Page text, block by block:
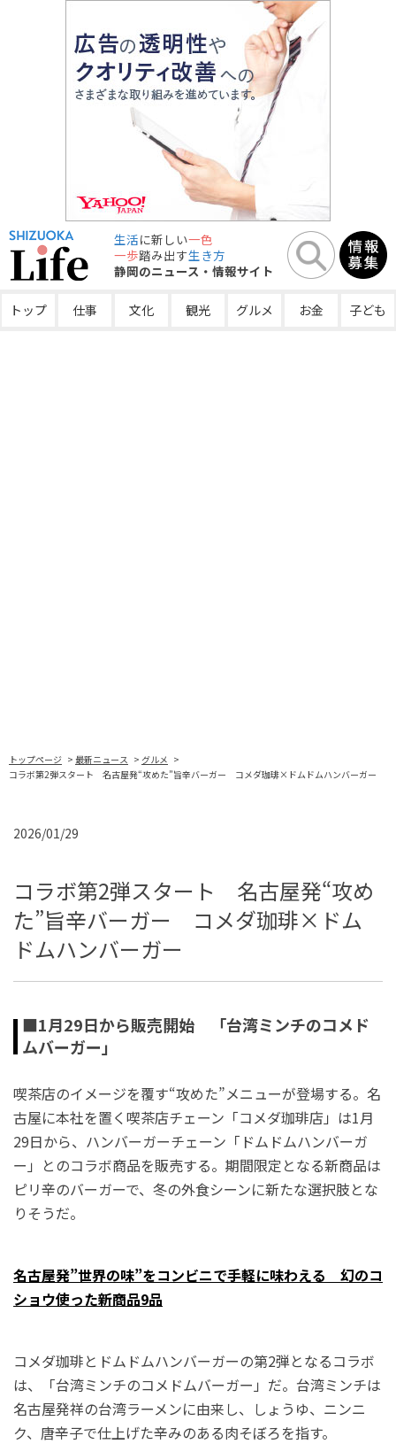
生活に新しい一色
一歩踏み出す生き方
静岡のニュース・情報サイト
トップ 仕事 文化 観光 グルメ お金 子ども
トップページ 最新ニュース
グルメ
コラボ第2弾スタート 名古屋発“攻めた”旨辛バーガー コメダ珈琲×ドムドムハンバーガー
2026/01/29
コラボ第2弾スタート 名古屋発“攻め
た”旨辛バーガー コメダ珈琲×ドム
ドムハンバーガー
■1月29日から販売開始 「台湾ミンチのコメド
ムバーガー」
喫茶店のイメージを覆す“攻めた”メニューが登場する。名
古屋に本社を置く喫茶店チェーン「コメダ珈琲店」は1月
29日から、ハンバーガーチェーン「ドムドムハンバーガ
ー」とのコラボ商品を販売する。期間限定となる新商品は
ピリ辛のバーガーで、冬の外食シーンに新たな選択肢とな
りそうだ。
名古屋発”世界の味”をコンビニで手軽に味わえる 幻のコ
ショウ使った新商品9品
コメダ珈琲とドムドムハンバーガーの第2弾となるコラボ
は、「台湾ミンチのコメドムバーガー」だ。台湾ミンチは
名古屋発祥の台湾ラーメンに由来し、しょうゆ、ニンニ
ク、唐辛子で仕上げた辛みのある肉そぼろを指す。